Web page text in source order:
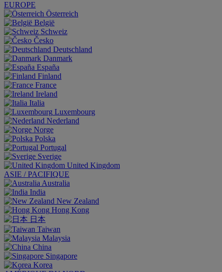
EUROPE
Österreich
België
Schweiz
Česko
Deutschland
Danmark
España
Finland
France
Ireland
Italia
Luxembourg
Nederland
Norge
Polska
Portugal
Sverige
United Kingdom
ASIE / PACIFIQUE
Australia
India
New Zealand
Hong Kong
日本
Taiwan
Malaysia
China
Singapore
Korea